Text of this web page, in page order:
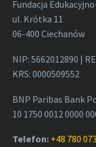
Fundacja
ul. Krótka 11
06-400 Ciechanów
NIP: 5662012890 |
KRS: 0000509552
BNP Paribas Bank
10 1750 0012 0000
Telefon: +48 780